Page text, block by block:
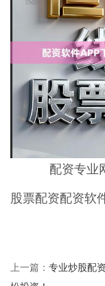
配资专业
股票配资配资软
上一篇： 专业炒股配